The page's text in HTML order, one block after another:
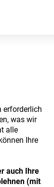
erforderlich
was wir
alle
Ihre
auch Ihre
(mit